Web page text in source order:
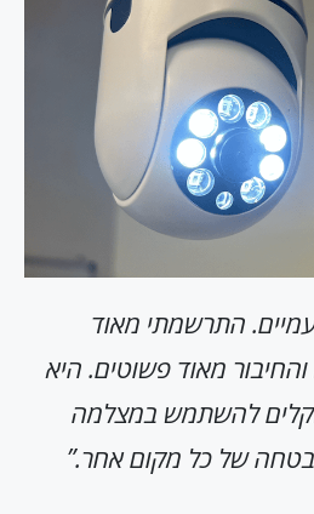
התרשמתי מאוד
מאוד פשוטים. היא
להשתמש במצלמה
של כל מקום אחר.”